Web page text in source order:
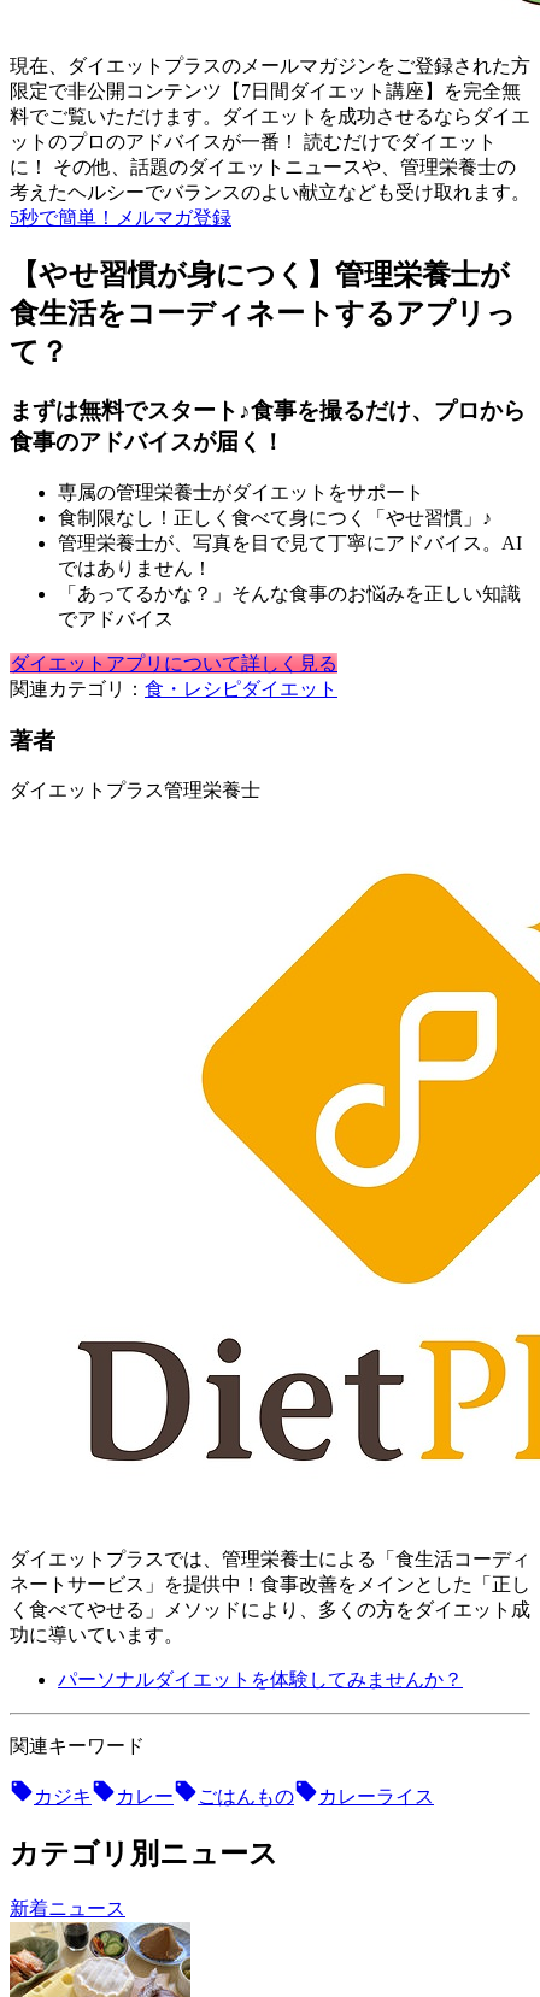
現在、ダイエットプラスのメールマガジンをご登録された方
限定で非公開コンテンツ【7日間ダイエット講座】を完全無
料でご覧いただけます。ダイエットを成功させるならダイエ
ットのプロのアドバイスが一番！ 読むだけでダイエット
に！ その他、話題のダイエットニュースや、管理栄養士の
考えたヘルシーでバランスのよい献立なども受け取れます。
5秒で簡単！メルマガ登録
【やせ習慣が身につく】管理栄養士が
食生活をコーディネートするアプリっ
て？
まずは無料でスタート♪食事を撮るだけ、プロから
食事のアドバイスが届く！
専属の管理栄養士がダイエットをサポート
食制限なし！正しく食べて身につく「やせ習慣」♪
管理栄養士が、写真を目で見て丁寧にアドバイス。AI
ではありません！
「あってるかな？」そんな食事のお悩みを正しい知識
でアドバイス
ダイエットアプリについて詳しく見る
関連カテゴリ： 食・レシピダイエット
著者
ダイエットプラス管理栄養士
ダイエットプラスでは、管理栄養士による「食生活コーディ
ネートサービス」を提供中！ 食事改善をメインとした「正し
く食べてやせる」メソッドにより、多くの方をダイエット成
功に導いています。
パーソナルダイエットを体験してみませんか？
関連キーワード
カジキ カレー ごはんもの カレーライス
カテゴリ別ニュース
新着ニュース